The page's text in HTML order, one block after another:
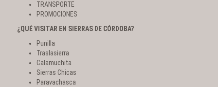
TRANSPORTE
PROMOCIONES
¿QUÉ VISITAR EN SIERRAS DE CÓRDOBA?
Punilla
Traslasierra
Calamuchita
Sierras Chicas
Paravachasca